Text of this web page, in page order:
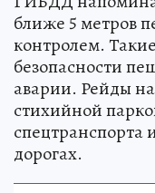
ближе 5 метров
контролем.
безопасности
аварии. Рейды
стихийной
спецтранспорта
дорогах.